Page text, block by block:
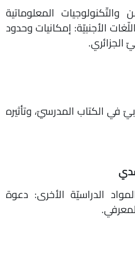
والتّكنولوجيات المعلوماتية
الأجنبيّة: إمكانيات وحدود
في الكتاب المدرسيّ، وتأثيره
الدراسيّة الأخرى: دعوة